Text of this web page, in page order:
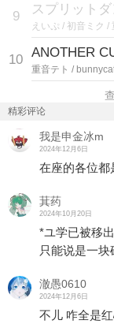
9 スプリットダ
えいぷ / 初音ミク /
10 ANOTHER
重音テト /
精彩评论
我是申金冰m
2024年12月6日
在座的各位都
萁药
2024年10月20日
*ユ学已被移
只能说是一块
澈愚0610
2024年12月6日
不儿 咋全是